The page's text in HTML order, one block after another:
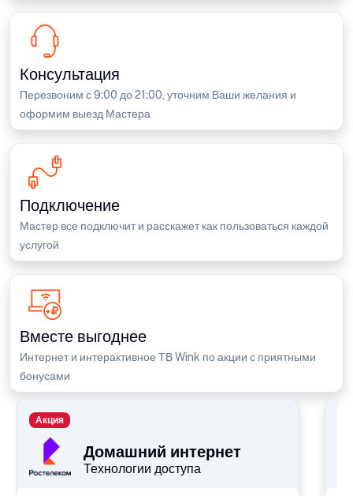
Консультация
Перезвоним с 9:00 до 21:00, уточним Ваши желания и
оформим выезд Мастера
Подключение
Мастер все подключит и расскажет как пользоваться каждой
услугой
Вместе выгоднее
Интернет и интерактивное ТВ Wink по акции с приятными
бонусами
Домашний интернет
Технологии доступа
Акция